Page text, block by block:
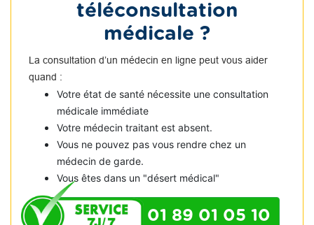
téléconsultation
médicale ?
La consultation d’un médecin en ligne peut vous aider
quand :
Votre état de santé nécessite une consultation
médicale immédiate
Votre médecin traitant est absent.
Vous ne pouvez pas vous rendre chez un
médecin de garde.
Vous êtes dans un "désert médical"
01 89 01 05 10